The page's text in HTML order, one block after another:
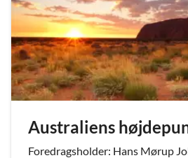
Australiens
Foredragsholder: Hans Mørup